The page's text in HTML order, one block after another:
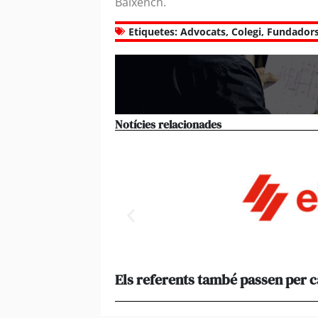
Etiquetes: Advocats, Colegi,
Notícies relacionades
Els referents també passen per